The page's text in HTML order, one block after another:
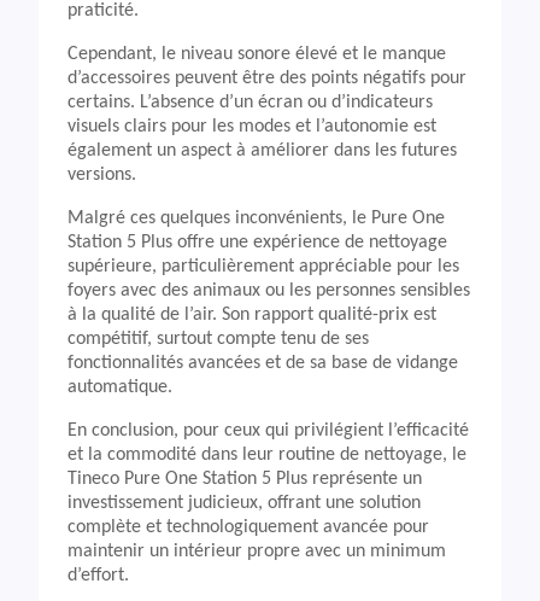
praticité.
Cependant, le niveau sonore élevé et le manque
d’accessoires peuvent être des points négatifs pour
certains. L’absence d’un écran ou d’indicateurs
visuels clairs pour les modes et l’autonomie est
également un aspect à améliorer dans les futures
versions.
Malgré ces quelques inconvénients, le Pure One
Station 5 Plus offre une expérience de nettoyage
supérieure, particulièrement appréciable pour les
foyers avec des animaux ou les personnes sensibles
à la qualité de l’air. Son rapport qualité-prix est
compétitif, surtout compte tenu de ses
fonctionnalités avancées et de sa base de vidange
automatique.
En conclusion, pour ceux qui privilégient l’efficacité
et la commodité dans leur routine de nettoyage, le
Tineco Pure One Station 5 Plus représente un
investissement judicieux, offrant une solution
complète et technologiquement avancée pour
maintenir un intérieur propre avec un minimum
d’effort.